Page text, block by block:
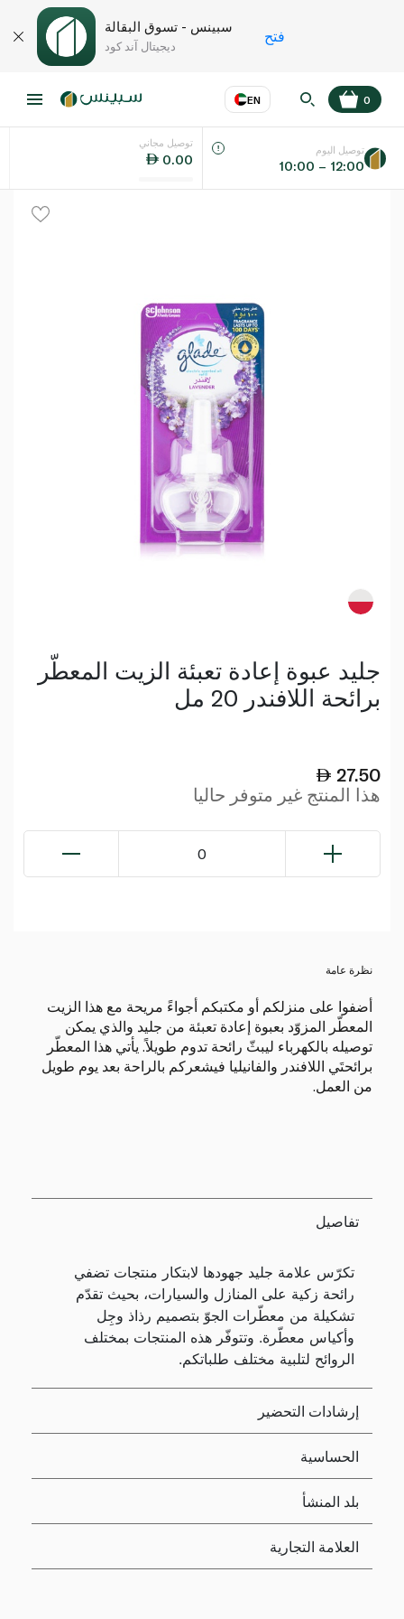
سبينس - تسوق البقالة
ديجيتال آند كود
فتح
EN
اللغة عر
0
توصيل مجاني
0.00
توصيل اليوم
10:00 – 12:00
جليد عبوة إعادة تعبئة الزيت المعطّر
برائحة اللافندر 20 مل
27.50
هذا المنتج غير متوفر حاليا
0
نظرة عامة
أضفوا على منزلكم أو مكتبكم أجواءً مريحة مع هذا الزيت
المعطّر المزوّد بعبوة إعادة تعبئة من جليد والذي يمكن
توصيله بالكهرباء ليبثّ رائحة تدوم طويلاً. يأتي هذا المعطّر
برائحتَي اللافندر والفانيليا فيشعركم بالراحة بعد يوم طويل
من العمل.
تفاصيل
تكرّس علامة جليد جهودها لابتكار منتجات تضفي
رائحة زكية على المنازل والسيارات، بحيث تقدّم
تشكيلة من معطّرات الجوّ بتصميم رذاذ وجِل
وأكياس معطّرة. وتتوفّر هذه المنتجات بمختلف
الروائح لتلبية مختلف طلباتكم.
إرشادات التحضير
الحساسية
بلد المنشأ
العلامة التجارية